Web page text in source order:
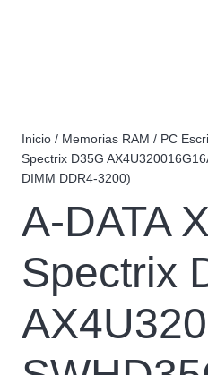
Inicio / Memorias RAM / PC
Spectrix D35G
DIMM DDR4-3200)
A-DATA
Spectrix